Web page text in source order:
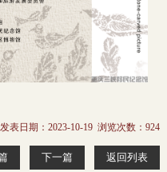
发表日期：2023-10-19 浏览次数：924
下一篇 返回列表